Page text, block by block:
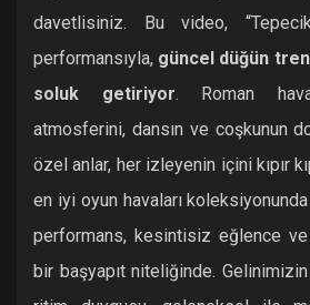
davetlisiniz. Bu video,
performansıyla, güncel düğün
soluk getiriyor. Roman
atmosferini, dansın ve coşkunun
özel anlar, her izleyenin içini kıpır
en iyi oyun havaları
performans, kesintisiz eğlence
bir başyapıt niteliğinde.